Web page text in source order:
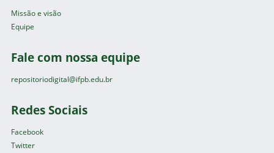
Missão e visão
Equipe
Fale com nossa equipe
repositoriodigital@ifpb.edu.br
Redes Sociais
Facebook
Twitter